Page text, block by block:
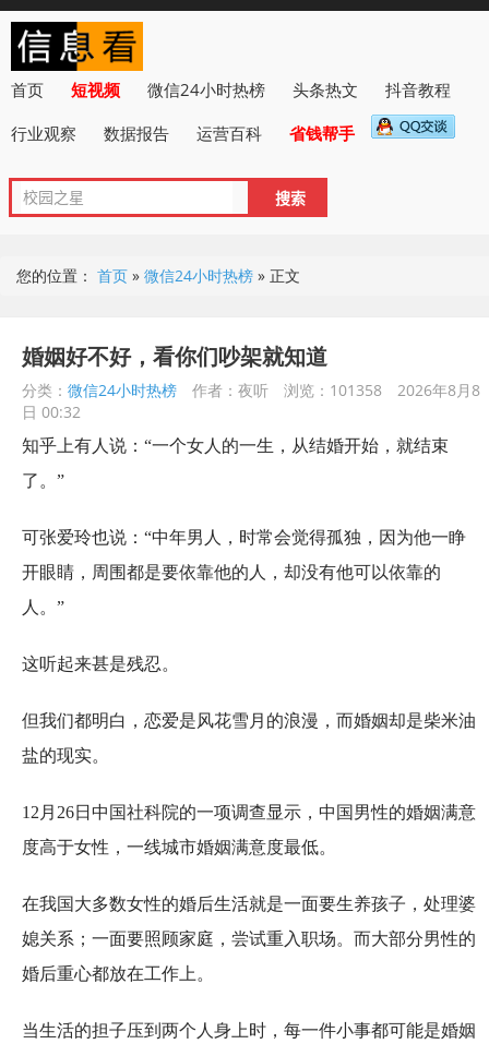
首页 短视频 微信24小时热榜 头条热文
抖音教程
行业观察
数据报告 运营百科 省钱帮手
您的位置： 首页 » 微信24小时热榜 » 正文
婚姻好不好，看你们吵架就知道
分类： 微信24小时热榜 作者：夜听 浏览：101358
2026年8月8
日 00:32
知乎上有人说：“一个女人的一生，从结婚开始，就结束
了。”
可张爱玲也说：“中年男人，时常会觉得孤独，因为他一睁
开眼睛，周围都是要依靠他的人，却没有他可以依靠的
人。”
这听起来甚是残忍。
但我们都明白，恋爱是风花雪月的浪漫，而婚姻却是柴米油
盐的现实。
12月26日中国社科院的一项调查显示，中国男性的婚姻满意
度高于女性，一线城市婚姻满意度最低。
在我国大多数女性的婚后生活就是一面要生养孩子，处理婆
媳关系；一面要照顾家庭，尝试重入职场。而大部分男性的
婚后重心都放在工作上。
当生活的担子压到两个人身上时，每一件小事都可能是婚姻